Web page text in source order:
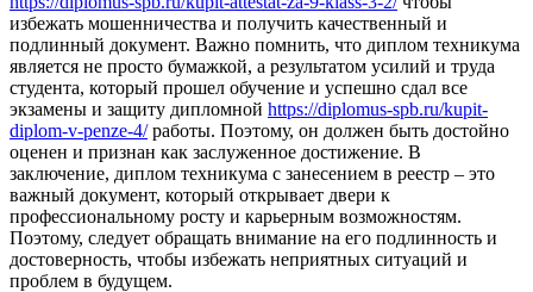
избежать мошенничества и получить качественный и
подлинный документ. Важно помнить, что диплом техникума
является не просто бумажкой, а результатом усилий и труда
студента, который прошел обучение и успешно сдал все
экзамены и защиту дипломной https://diplomus-spb.ru/kupit-
diplom-v-penze-4/работы. Поэтому, он должен быть достойно
оценен и признан как заслуженное достижение. В
заключение, диплом техникума с занесением в реестр – это
важный документ, который открывает двери к
профессиональному росту и карьерным возможностям.
Поэтому, следует обращать внимание на его подлинность и
достоверность, чтобы избежать неприятных ситуаций и
проблем в будущем.